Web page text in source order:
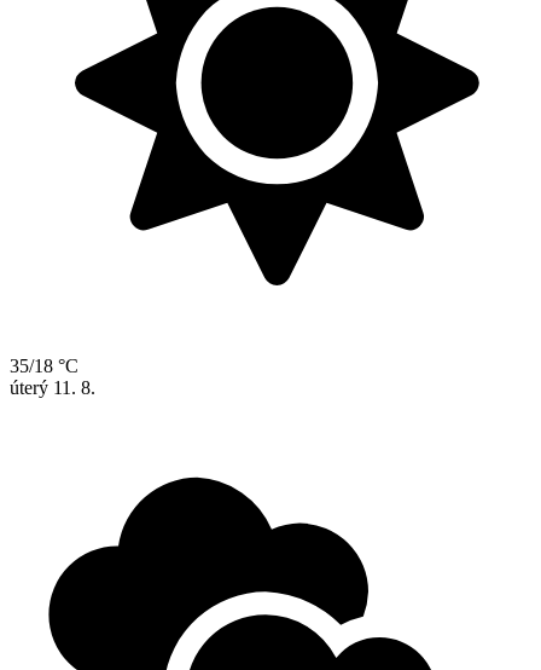
35/18 °C
úterý 11. 8.